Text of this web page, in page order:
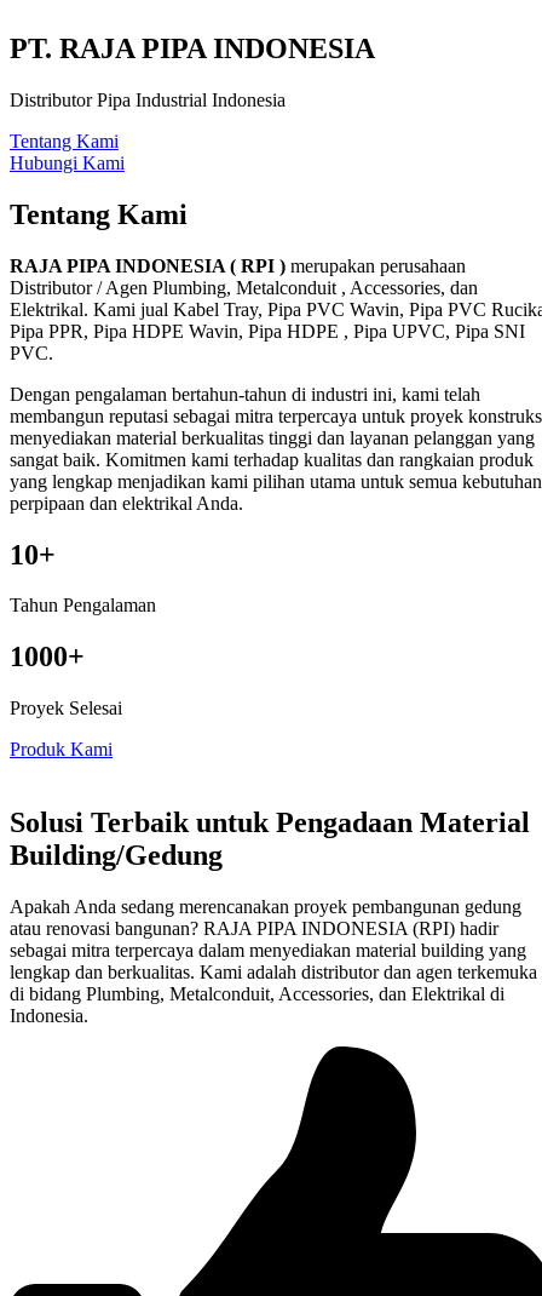
PT. RAJA PIPA INDONESIA
Distributor Pipa Industrial Indonesia
Tentang Kami
Hubungi Kami
Tentang Kami
RAJA PIPA INDONESIA ( RPI ) merupakan perusahaan
Distributor / Agen Plumbing, Metalconduit , Accessories, dan
Elektrikal. Kami jual Kabel Tray, Pipa PVC Wavin, Pipa PVC
Pipa PPR, Pipa HDPE Wavin, Pipa HDPE , Pipa UPVC, Pipa SNI
PVC.
Dengan pengalaman bertahun-tahun di industri ini, kami telah
membangun reputasi sebagai mitra terpercaya untuk proyek
menyediakan material berkualitas tinggi dan layanan pelanggan yang
sangat baik. Komitmen kami terhadap kualitas dan rangkaian produk
yang lengkap menjadikan kami pilihan utama untuk semua kebutuhan
perpipaan dan elektrikal Anda.
10+
Tahun Pengalaman
1000+
Proyek Selesai
Produk Kami
Solusi Terbaik untuk Pengadaan Material
Building/Gedung
Apakah Anda sedang merencanakan proyek pembangunan gedung
atau renovasi bangunan? RAJA PIPA INDONESIA (RPI) hadir
sebagai mitra terpercaya dalam menyediakan material building yang
lengkap dan berkualitas. Kami adalah distributor dan agen terkemuka
di bidang Plumbing, Metalconduit, Accessories, dan Elektrikal di
Indonesia.